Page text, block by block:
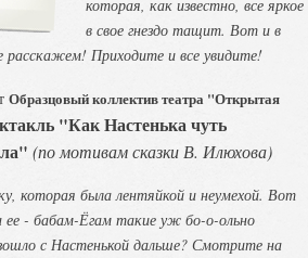
которая, как известно, все яркое
в свое гнездо тащит. Вот и в
Приходите и все увидите!
Образцовый коллектив театра "Открытая
"Как Настенька чуть
(по мотивам сказки В. Илюхова)
которая была лентяйкой и неумехой. Вот
ее - бабам-Ёгам такие уж бо-о-ольно
с Настенькой дальше? Смотрите на